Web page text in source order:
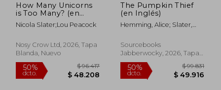
How Many Unicorns
is Too Many? (en
Inglés)
Nicola Slater;Lou Peacock
Nosy Crow Ltd, 2026, Tapa
Blanda, Nuevo
The Pumpkin Thief
(en Inglés)
Hemming, Alice; Slater,
Sourcebooks
Jabberwocky, 2026, Tapa
Dura, Nuevo